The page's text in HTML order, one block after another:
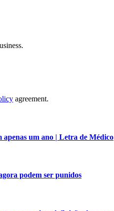
agreement.
apenas um ano | Letra de Médico
podem ser punidos